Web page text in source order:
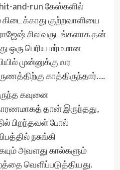
and-run கேஸ்களில்
குற்றவாளியை
சில வருடங்களாக தன்
ஒரு பெரிய மர்மமான
முன்னுக்கு வர
காத்திருந்தார்….
கவுனை
தான் இருந்தது,
பிறந்தவள் போல்
நசுங்கி
அவளது கால்களும்
வெளிப்படுத்தியது.